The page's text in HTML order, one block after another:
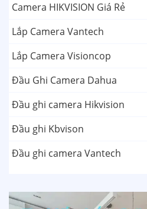
Camera HIKVISION Giá Rẻ
Lắp Camera Vantech
Lắp Camera Visioncop
Đầu Ghi Camera Dahua
Đầu ghi camera Hikvision
Đầu ghi Kbvison
Đầu ghi camera Vantech